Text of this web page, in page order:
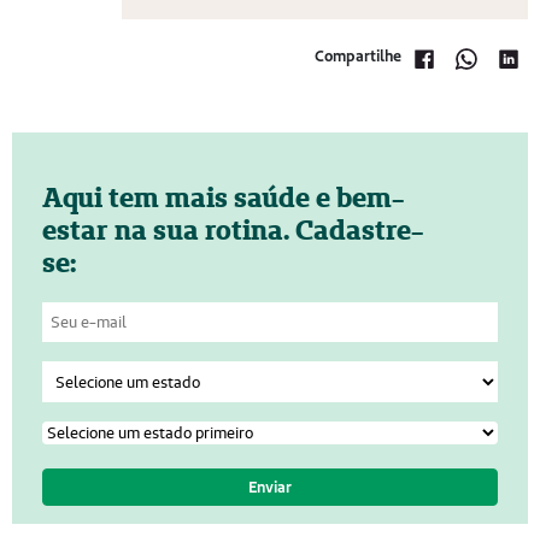
Compartilhe
Aqui tem mais saúde e bem-
estar na sua rotina. Cadastre-
se: